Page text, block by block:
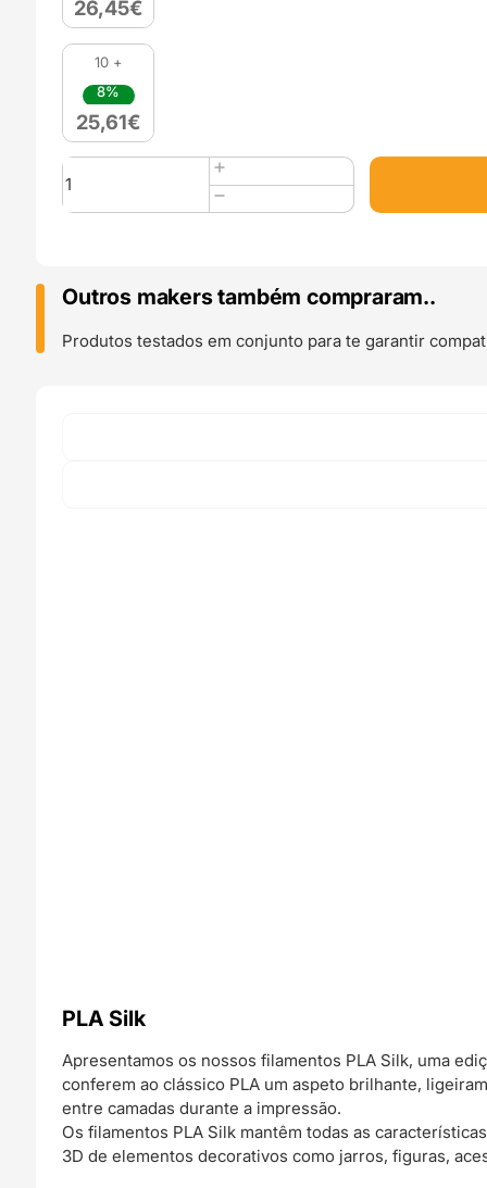
26,45€
10 +
8%
25,61€
Quantidade
de
PLA
Color
1kg
Crimson
Outros makers também compraram..
Produtos testados em conjunto para te garantir
PLA Silk
Apresentamos os nossos filamentos PLA Silk, uma
conferem ao clássico PLA um aspeto brilhante,
entre camadas durante a impressão.
Os filamentos PLA Silk mantêm todas as
3D de elementos decorativos como jarros, figuras,